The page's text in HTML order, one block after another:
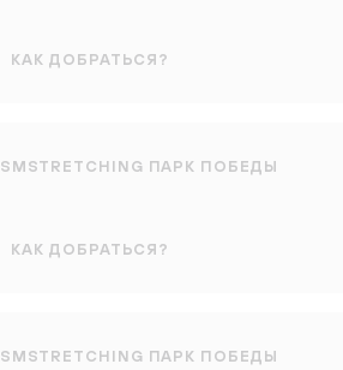
КАК ДОБРАТЬСЯ?
SMSTRETCHING ПАРК ПОБЕДЫ
КАК ДОБРАТЬСЯ?
SMSTRETCHING ПАРК ПОБЕДЫ